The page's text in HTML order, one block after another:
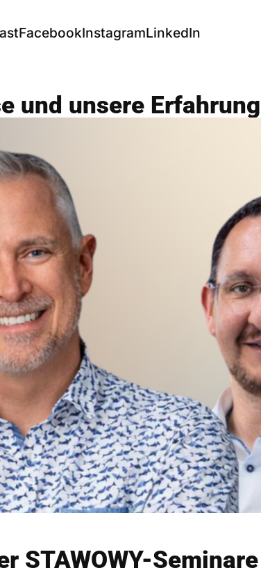
FacebookInstagramLinkedIn
und unsere
STAWOWY-Seminare